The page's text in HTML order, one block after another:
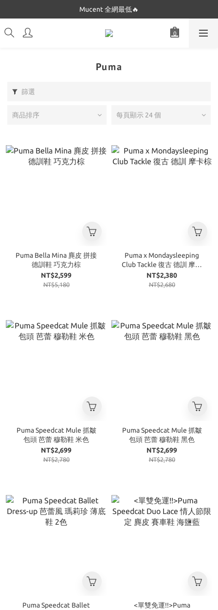
Dickies 最低$280起🔥
Mucent 全網最低🔥
Dickies 最低$280起🔥
Puma
篩選
商品排序 每頁顯示 24 個
Puma Bella Mina 麂皮 拼接
德訓鞋 巧克力棕
NT$2,599
NT$5,180
Puma x Mondaysleeping
Club Tackle 復古 德訓 摩卡
棕
NT$2,380
NT$2,680
Puma Speedcat Mule 抓皺
包頭 芭蕾 穆勒鞋 米色
NT$2,699
NT$2,780
Puma Speedcat Mule 抓皺
包頭 芭蕾 穆勒鞋 黑色
NT$2,699
NT$2,780
Puma Speedcat Ballet
<單雙免運!!>Puma